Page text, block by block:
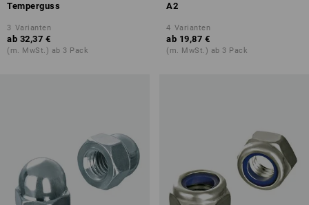
Temperguss
3 Varianten
ab 32,37 €
(m. MwSt.) ab 3 Pack
A2
4 Varianten
ab 19,87 €
(m. MwSt.) ab 3 Pack